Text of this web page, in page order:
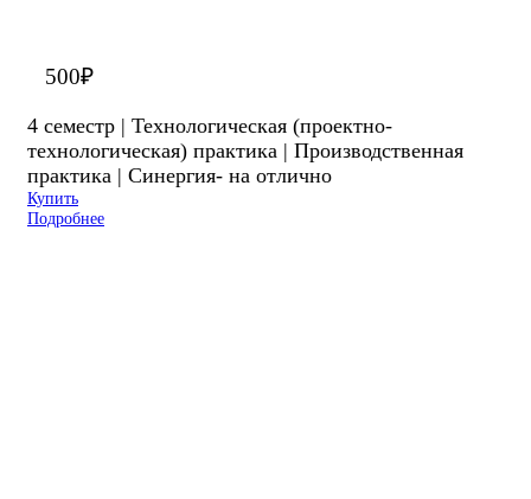
500₽
4 семестр | Технологическая (проектно-
технологическая) практика | Производственная
практика | Синергия- на отлично
Купить
Подробнее